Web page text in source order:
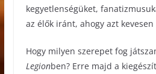
kegyetlenségüket,
az élők iránt, ahogy azt
Hogy milyen szerepet fog
Legionben? Erre majd a